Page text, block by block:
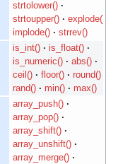
strtolower()
strtoupper()
explode()
implode()
strrev()
is_int()
is_float()
is_numeric()
abs()
ceil()
floor()
round()
rand()
min() max()
array_push()
array_pop()
array_shift()
array_unshift()
array_merge()